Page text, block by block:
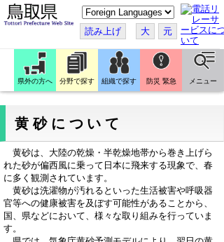
こ
の
ペ
ー
ジ
翻
訳
す
読み上げ 大 元
県外の方へ 分野で探す 組織で探す 防災 緊急 メニュー
黄砂について
黄砂は、大陸の乾燥・半乾燥地帯から巻き上げら
れた砂が偏西風に乗って日本に飛来する現象で、春
に多く観測されています。
黄砂は洗濯物が汚れるといった生活被害や呼吸器
官等への健康被害を及ぼす可能性があることから、
国、県などにおいて、様々な取り組みを行っていま
す。